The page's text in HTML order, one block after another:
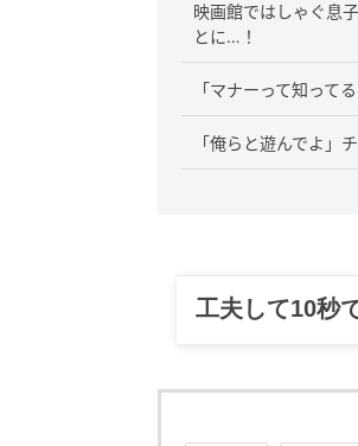
映画館ではしゃぐ息
とに…！
「マナーって知って
「俺らと遊んでよ」
グルメ、ギャ